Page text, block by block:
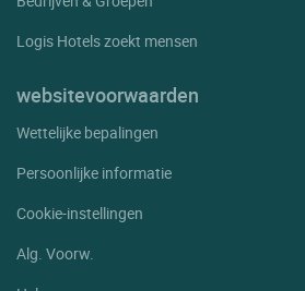
Logis Hotels zoekt mensen
websitevoorwaarden
Wettelijke bepalingen
Persoonlijke informatie
Cookie-instellingen
Alg. Voorw.